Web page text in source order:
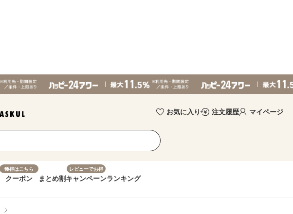
お気に入り 注文履歴 マイページ
獲得はこちら
クーポン まとめ割
レビューでお得
キャンペーンランキング